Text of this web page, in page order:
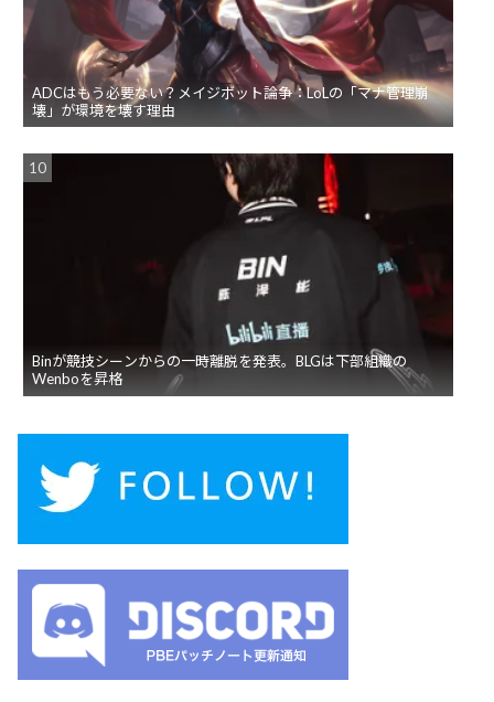
ADCはもう必要ない？メイジボット論争：LoLの「マナ管理崩
壊」が環境を壊す理由
Binが競技シーンからの一時離脱を発表。BLGは下部組織の
Wenboを昇格